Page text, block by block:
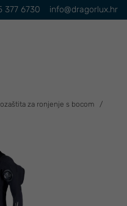
info@dragorlux.hr
377 6730
za ronjenje s bocom